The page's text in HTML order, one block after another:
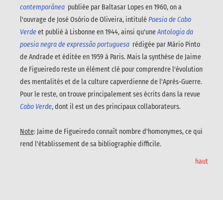
contemporânea publiée par Baltasar Lopes en 1960, on a
l'ouvrage de José Osório de Oliveira, intituléPoesia de Cabo
Verdeet publié à Lisbonne en 1944, ainsi qu'uneAntologia da
poesia negra de expressão portuguesa rédigée par Mário Pinto
de Andrade et éditée en 1959 à Paris. Mais la synthèse de Jaime
de Figueiredo reste un élément clé pour comprendre l'évolution
des mentalités et de la culture capverdienne de l'Après-Guerre.
Pour le reste, on trouve principalement ses écrits dans la revue
Cabo Verde, dont il est un des principaux collaborateurs.
Note: Jaime de Figueiredo connaît nombre d'homonymes, ce qui
rend l'établissement de sa bibliographie difficile.
haut